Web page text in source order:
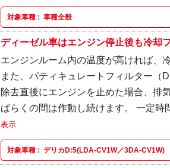
対象車種 : 車種全般
ディーゼル車はエンジン停止後も冷却
エンジンルーム内の温度が高ければ、
また、パティキュレートフィルター（
除去直後にエンジンを止めた場合、排
ばらくの間は作動し続けます。 一定時
表示
対象車種 : デリカD:5(LDA-CV1W／3DA-CV1W)